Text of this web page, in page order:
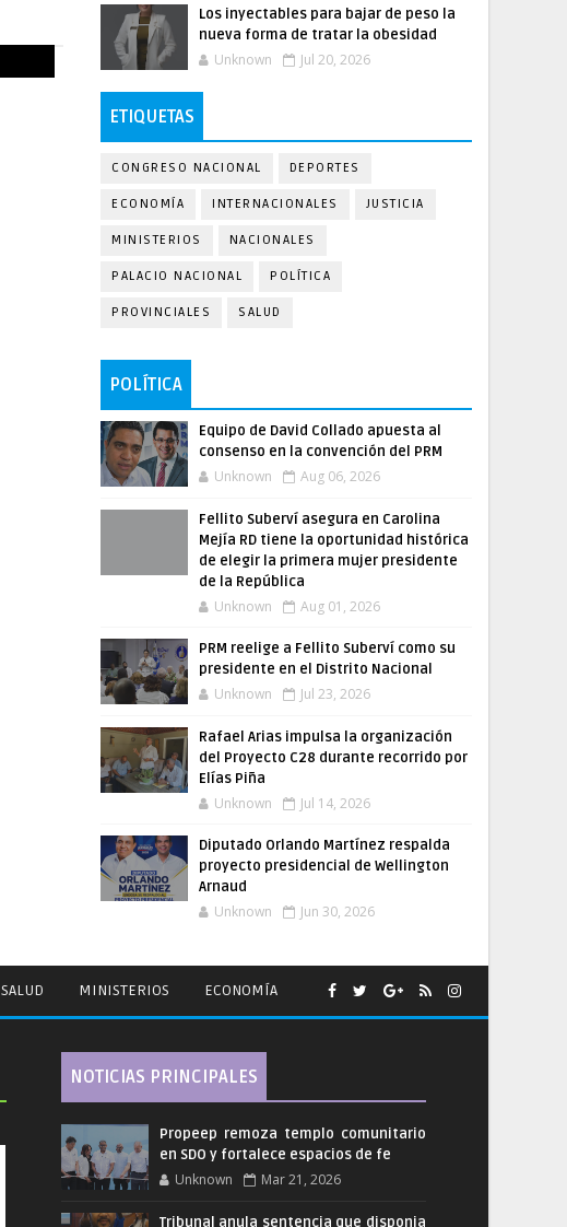
Los inyectables para bajar de peso la
nueva forma de tratar la obesidad
Unknown Jul 20, 2026
ETIQUETAS
CONGRESO NACIONAL DEPORTES
ECONOMÍA INTERNACIONALES JUSTICIA
MINISTERIOS NACIONALES
PALACIO NACIONAL POLÍTICA
PROVINCIALES SALUD
POLÍTICA
Equipo de David Collado apuesta al
consenso en la convención del PRM
Unknown Aug 06, 2026
Fellito Suberví asegura en Carolina
Mejía RD tiene la oportunidad histórica
de elegir la primera mujer presidente
de la República
Unknown Aug 01, 2026
PRM reelige a Fellito Suberví como su
presidente en el Distrito Nacional
Unknown Jul 23, 2026
Rafael Arias impulsa la organización
del Proyecto C28 durante recorrido por
Elías Piña
Unknown Jul 14, 2026
Diputado Orlando Martínez respalda
proyecto presidencial de Wellington
Arnaud
Unknown Jun 30, 2026
SALUD MINISTERIOS ECONOMÍA
NOTICIAS PRINCIPALES
Propeep remoza templo comunitario
en SDO y fortalece espacios de fe
Unknown Mar 21, 2026
Tribunal anula sentencia que disponia